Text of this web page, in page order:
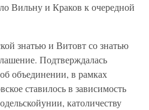
Вильну и Краков к очередной
знатью и Витовт со знатью
Подтверждалась
объединении, в рамках
ставилось в зависимость
католичеству